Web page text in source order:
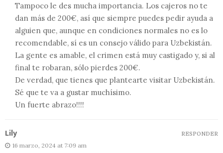
Tampoco le des mucha importancia. Los cajeros no te
dan más de 200€, así que siempre puedes pedir ayuda a
alguien que, aunque en condiciones normales no es lo
recomendable, sí es un consejo válido para Uzbekistán.
La gente es amable, el crimen está muy castigado y, si al
final te robaran, sólo pierdes 200€.
De verdad, que tienes que plantearte visitar Uzbekistán.
Sé que te va a gustar muchísimo.
Un fuerte abrazo!!!!
Lily
16 marzo, 2024 at 7:09 am
RESPONDER